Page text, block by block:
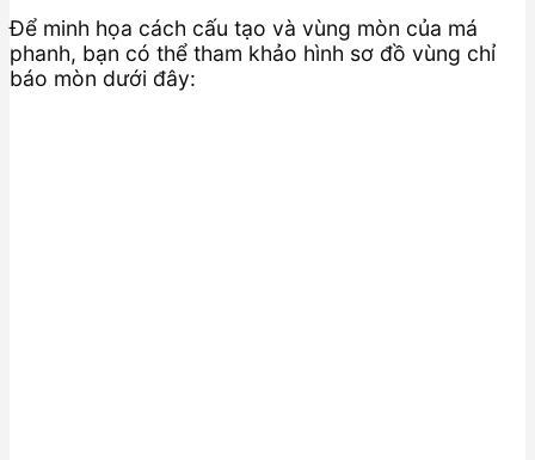
Để minh họa cách cấu tạo và vùng mòn của má
phanh, bạn có thể tham khảo hình sơ đồ vùng chỉ
báo mòn dưới đây: